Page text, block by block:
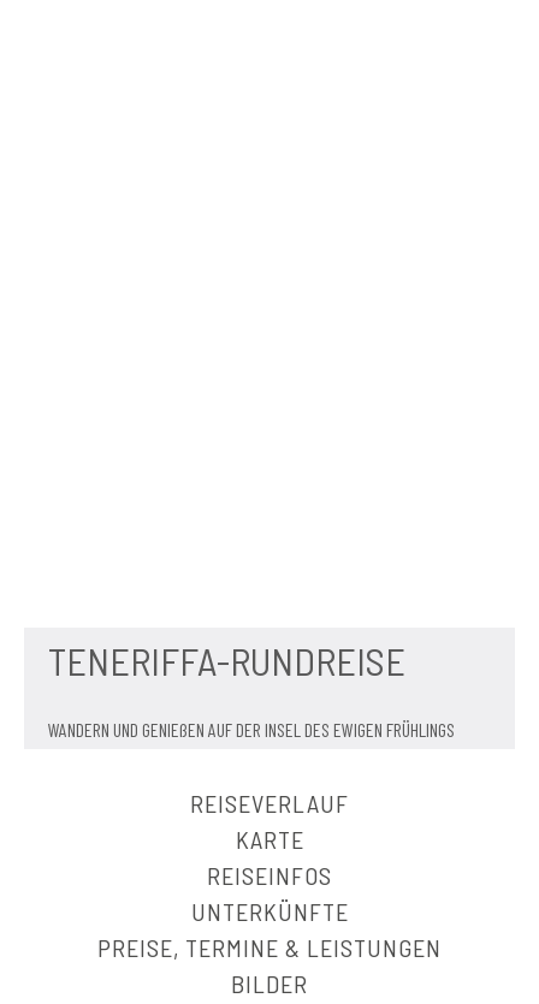
TENERIFFA-RUNDREISE
WANDERN UND GENIEßEN AUF DER INSEL DES EWIGEN FRÜHLINGS
REISEVERLAUF
KARTE
REISEINFOS
UNTERKÜNFTE
PREISE, TERMINE & LEISTUNGEN
BILDER